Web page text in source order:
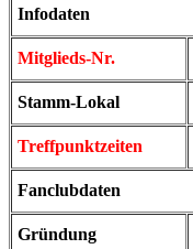
Infodaten
Mitglieds-Nr.
Stamm-Lokal
Treffpunktzeiten
Fanclubdaten
Gründung